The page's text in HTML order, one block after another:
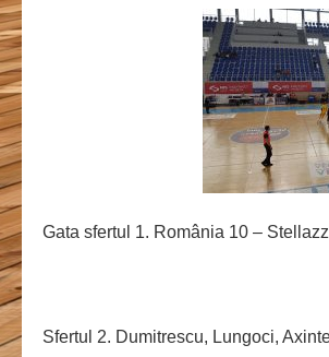
Gata sfertul 1. România 10 –
Sfertul 2. Dumitrescu, Lungoci,